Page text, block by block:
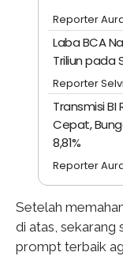
Reporter
Laba BCA
Triliun pada
Reporter
Transmisi BI
Cepat,
8,81%
Reporter
Setelah
di atas, sekarang
prompt terbaik